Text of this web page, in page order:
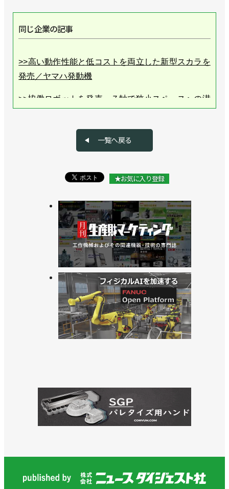
同じ企業の記事
>>高い動作性能と低コストを両立した新型スカラを
発売／ヤマハ発動機
>>協働ロボットを発売、７軸で狭小スペースへの潜
>>台湾企業と合弁会社設立、単軸・直交ロボットの
生産を移管／ヤマハ発動機
>>ヤマハロボティクス設立、2030年代初めに売り上
げ1000億円目指す／ヤマハ発動機
>>[ショールーム探訪vol.32]搬送の自動化をまとめて
提案／ヤマハ発動機「CONNECTED SQUARE」
>>細胞ピッキングシステムを発売、ロボティクス技
術を新事業に生かす／ヤマハ発動機
>>ロボティクス事業所を増改築、「成長領域に投
資」／ヤマハ発動機
>>日高祥博社長が辞任、渡部克明会長が社長兼務に
／ヤマハ発動機
>>工業高校にロボットシステムを３セット寄贈／ヤ
マハ発動機
マハ発動機
一覧へ戻る
★お気に入り登録